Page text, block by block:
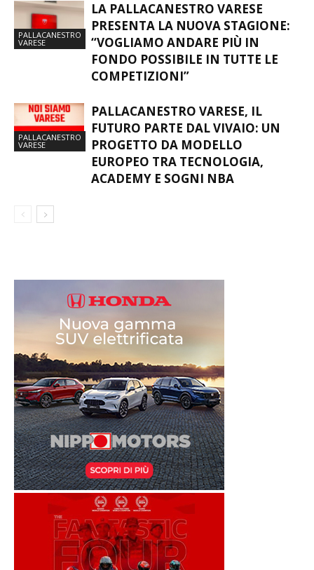
PALLACANESTRO
VARESE
LA PALLACANESTRO VARESE
PRESENTA LA NUOVA STAGIONE:
“VOGLIAMO ANDARE PIÙ IN
FONDO POSSIBILE IN TUTTE LE
COMPETIZIONI”
PALLACANESTRO
VARESE
PALLACANESTRO VARESE, IL
FUTURO PARTE DAL VIVAIO: UN
PROGETTO DA MODELLO
EUROPEO TRA TECNOLOGIA,
ACADEMY E SOGNI NBA